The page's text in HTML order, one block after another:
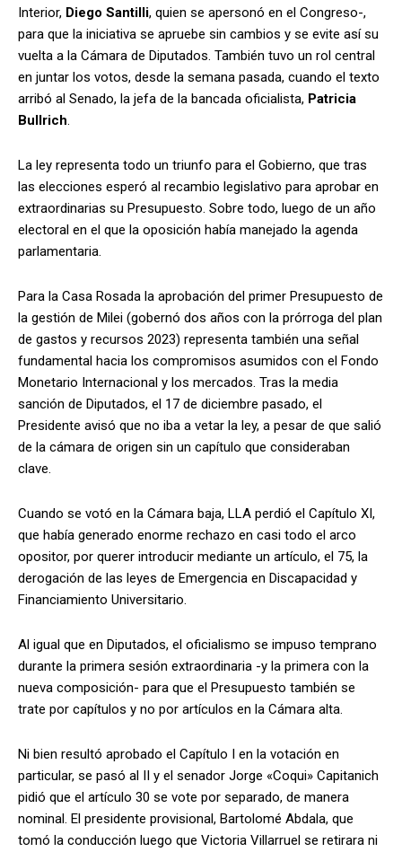
Interior, Diego Santilli, quien se apersonó en el Congreso-,
para que la iniciativa se apruebe sin cambios y se evite así su
vuelta a la Cámara de Diputados. También tuvo un rol central
en juntar los votos, desde la semana pasada, cuando el texto
arribó al Senado, la jefa de la bancada oficialista, Patricia
Bullrich.
La ley representa todo un triunfo para el Gobierno, que tras
las elecciones esperó al recambio legislativo para aprobar en
extraordinarias su Presupuesto. Sobre todo, luego de un año
electoral en el que la oposición había manejado la agenda
parlamentaria.
Para la Casa Rosada la aprobación del primer Presupuesto de
la gestión de Milei (gobernó dos años con la prórroga del plan
de gastos y recursos 2023) representa también una señal
fundamental hacia los compromisos asumidos con el Fondo
Monetario Internacional y los mercados. Tras la media
sanción de Diputados, el 17 de diciembre pasado, el
Presidente avisó que no iba a vetar la ley, a pesar de que salió
de la cámara de origen sin un capítulo que consideraban
clave.
Cuando se votó en la Cámara baja, LLA perdió el Capítulo XI,
que había generado enorme rechazo en casi todo el arco
opositor, por querer introducir mediante un artículo, el 75, la
derogación de las leyes de Emergencia en Discapacidad y
Financiamiento Universitario.
Al igual que en Diputados, el oficialismo se impuso temprano
durante la primera sesión extraordinaria -y la primera con la
nueva composición- para que el Presupuesto también se
trate por capítulos y no por artículos en la Cámara alta.
Ni bien resultó aprobado el Capítulo I en la votación en
particular, se pasó al II y el senador Jorge «Coqui» Capitanich
pidió que el artículo 30 se vote por separado, de manera
nominal. El presidente provisional, Bartolomé Abdala, que
tomó la conducción luego que Victoria Villarruel se retirara ni